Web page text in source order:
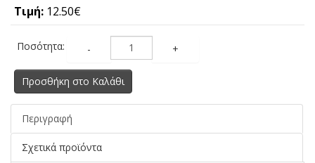
Τιμή: 12.50€
Ποσότητα: - +
Προσθήκη στο Καλάθι
Περιγραφή
Σχετικά προϊόντα